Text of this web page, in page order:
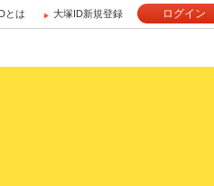
とは 大塚ID新規登録 ログイン